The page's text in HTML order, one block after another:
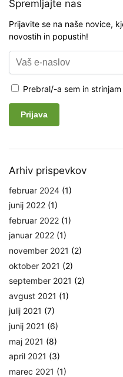
Spremljajte nas
Prijavite se na naše novice,
novostih in popustih!
Prebral/-a sem in strinjam
Arhiv prispevkov
februar 2024 (1)
junij 2022 (1)
februar 2022 (1)
januar 2022 (1)
november 2021 (2)
oktober 2021 (2)
september 2021 (2)
avgust 2021 (1)
julij 2021 (7)
junij 2021 (6)
maj 2021 (8)
april 2021 (3)
marec 2021 (1)